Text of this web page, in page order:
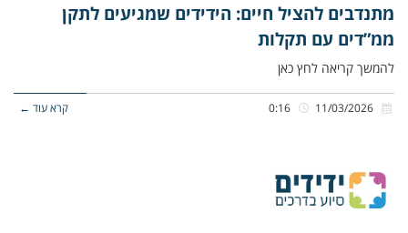
מתנדבים להציל חיים: הידידים שמגיעים לתקן
ממ”דים עם תקלות
להמשך קריאה לחץ כאן
קרא עוד ←